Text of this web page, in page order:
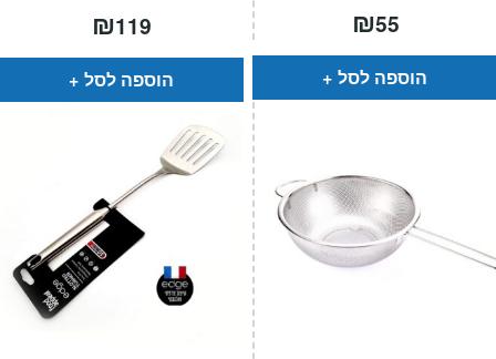
₪119
הוספה לסל
₪55
הוספה לסל